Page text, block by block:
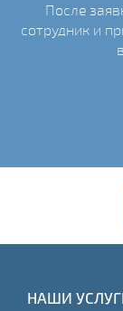
После
сотрудник и
НАШИ